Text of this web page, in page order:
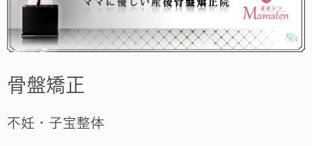
骨盤矯正
不妊・子宝整体